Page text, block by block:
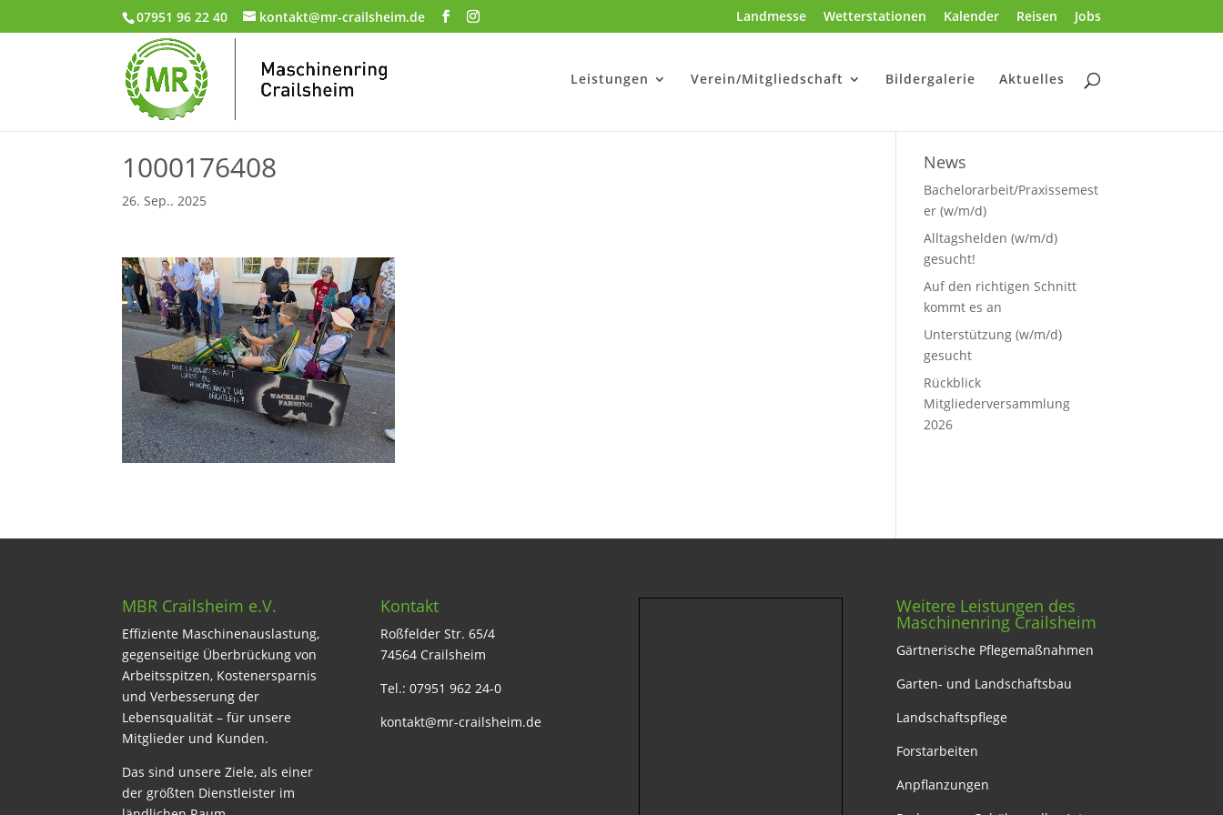
07951 96 22 40 kontakt@mr-crailsheim.de Landmesse Wetterstationen Kalender Reisen Jobs
Leistungen Verein/Mitgliedschaft Bildergalerie Aktuelles
1000176408
26. Sep.. 2025
News
Bachelorarbeit/Praxissemest
er (w/m/d)
Alltagshelden (w/m/d)
gesucht!
Auf den richtigen Schnitt
kommt es an
Unterstützung (w/m/d)
gesucht
Rückblick
Mitgliederversammlung
2026
MBR Crailsheim e.V.
Effiziente Maschinenauslastung,
gegenseitige Überbrückung von
Arbeitsspitzen, Kostenersparnis
und Verbesserung der
Lebensqualität – für unsere
Mitglieder und Kunden.
Das sind unsere Ziele, als einer
der größten Dienstleister im
Kontakt
Roßfelder Str. 65/4
74564 Crailsheim
Tel.: 07951 962 24-0
kontakt@mr-crailsheim.de
Weitere Leistungen des
Maschinenring Crailsheim
Gärtnerische Pflegemaßnahmen
Garten- und Landschaftsbau
Landschaftspflege
Forstarbeiten
Anpflanzungen